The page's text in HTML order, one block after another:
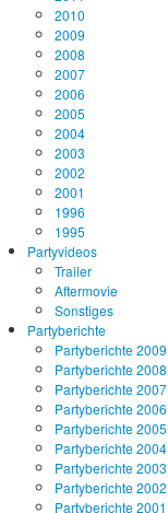
2010
2009
2008
2007
2006
2005
2004
2003
2002
2001
1996
1995
Partyvideos
Trailer
Aftermovie
Sonstiges
Partyberichte
Partyberichte 2009
Partyberichte 2008
Partyberichte 2007
Partyberichte 2006
Partyberichte 2005
Partyberichte 2004
Partyberichte 2003
Partyberichte 2002
Partyberichte 2001